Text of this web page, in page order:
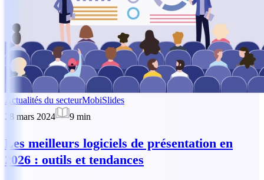
Actualités du secteurMobiSlides
28 mars 2024
9 min
Les meilleurs logiciels de présentation en
2026 : outils et tendances